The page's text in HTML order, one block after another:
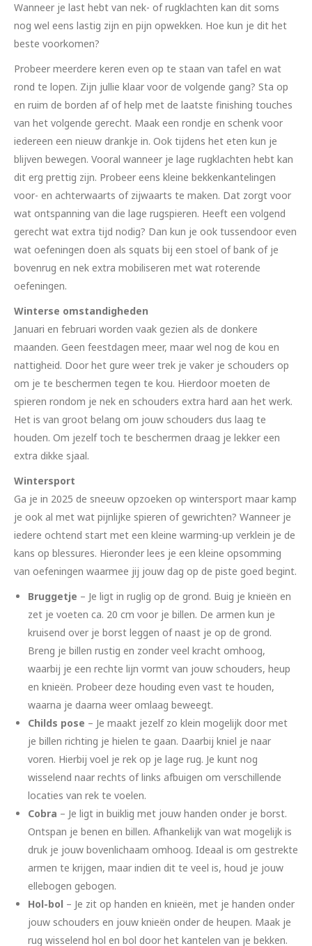
Wanneer je last hebt van nek- of rugklachten kan dit soms
nog wel eens lastig zijn en pijn opwekken. Hoe kun je dit het
beste voorkomen?
Probeer meerdere keren even op te staan van tafel en wat
rond te lopen. Zijn jullie klaar voor de volgende gang? Sta op
en ruim de borden af of help met de laatste finishing touches
van het volgende gerecht. Maak een rondje en schenk voor
iedereen een nieuw drankje in. Ook tijdens het eten kun je
blijven bewegen. Vooral wanneer je lage rugklachten hebt kan
dit erg prettig zijn. Probeer eens kleine bekkenkantelingen
voor- en achterwaarts of zijwaarts te maken. Dat zorgt voor
wat ontspanning van die lage rugspieren. Heeft een volgend
gerecht wat extra tijd nodig? Dan kun je ook tussendoor even
wat oefeningen doen als squats bij een stoel of bank of je
bovenrug en nek extra mobiliseren met wat roterende
oefeningen.
Winterse omstandigheden
Januari en februari worden vaak gezien als de donkere
maanden. Geen feestdagen meer, maar wel nog de kou en
nattigheid. Door het gure weer trek je vaker je schouders op
om je te beschermen tegen te kou. Hierdoor moeten de
spieren rondom je nek en schouders extra hard aan het werk.
Het is van groot belang om jouw schouders dus laag te
houden. Om jezelf toch te beschermen draag je lekker een
extra dikke sjaal.
Wintersport
Ga je in 2025 de sneeuw opzoeken op wintersport maar kamp
je ook al met wat pijnlijke spieren of gewrichten? Wanneer je
iedere ochtend start met een kleine warming-up verklein je de
kans op blessures. Hieronder lees je een kleine opsomming
van oefeningen waarmee jij jouw dag op de piste goed begint.
Bruggetje – Je ligt in ruglig op de grond. Buig je knieën en
zet je voeten ca. 20 cm voor je billen. De armen kun je
kruisend over je borst leggen of naast je op de grond.
Breng je billen rustig en zonder veel kracht omhoog,
waarbij je een rechte lijn vormt van jouw schouders, heup
en knieën. Probeer deze houding even vast te houden,
waarna je daarna weer omlaag beweegt.
Childs pose – Je maakt jezelf zo klein mogelijk door met
je billen richting je hielen te gaan. Daarbij kniel je naar
voren. Hierbij voel je rek op je lage rug. Je kunt nog
wisselend naar rechts of links afbuigen om verschillende
locaties van rek te voelen.
Cobra – Je ligt in buiklig met jouw handen onder je borst.
Ontspan je benen en billen. Afhankelijk van wat mogelijk is
druk je jouw bovenlichaam omhoog. Ideaal is om gestrekte
armen te krijgen, maar indien dit te veel is, houd je jouw
ellebogen gebogen.
Hol-bol – Je zit op handen en knieën, met je handen onder
jouw schouders en jouw knieën onder de heupen. Maak je
rug wisselend hol en bol door het kantelen van je bekken.